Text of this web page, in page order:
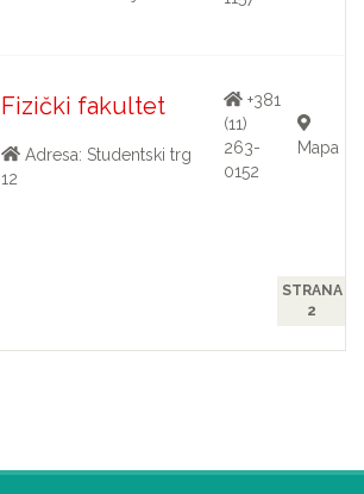
Fizički fakultet
Adresa: Studentski trg
12
+381
(11)
263-
0152
Mapa
STRANA
2